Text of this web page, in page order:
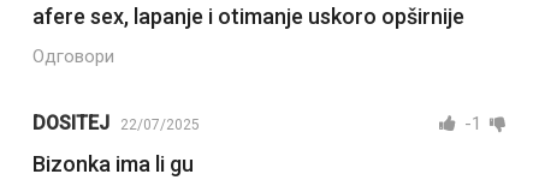
afere sex, lapanje i otimanje uskoro opširnije
Одговори
DOSITEJ 22/07/2025 -1
Bizonka ima li gu